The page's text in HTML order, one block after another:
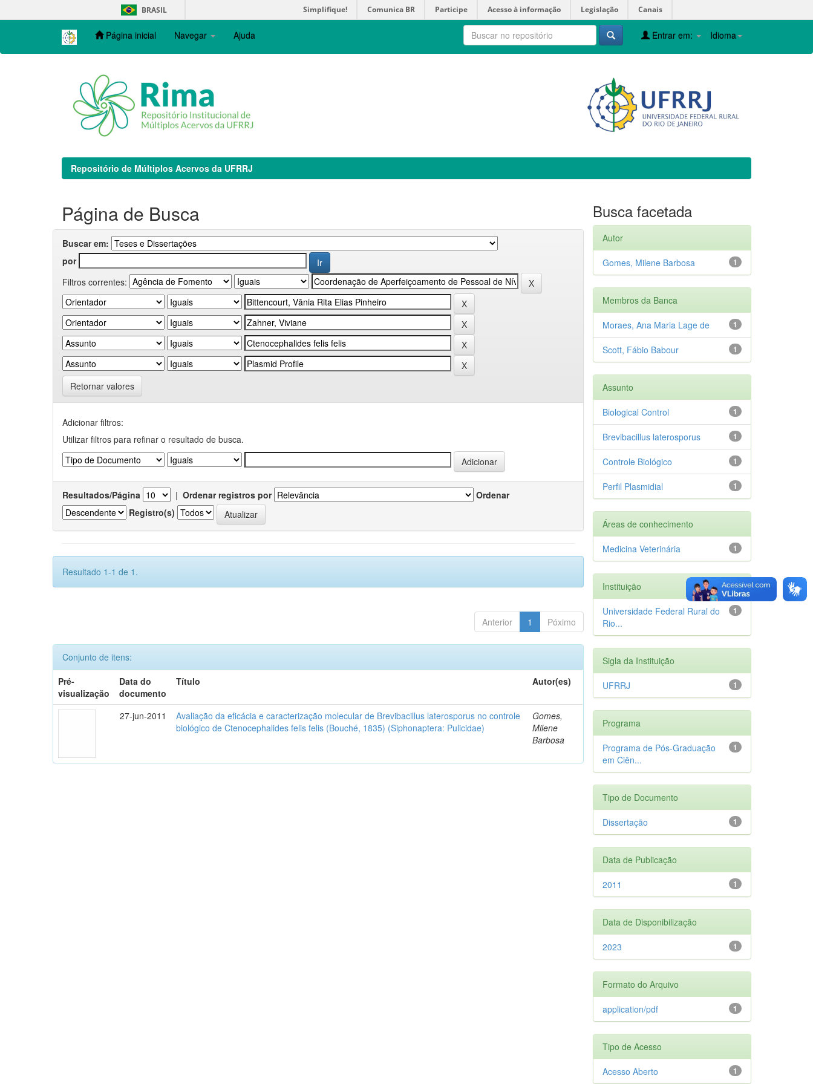
navigation
BRASIL Simplifique! Comunica BR Participe Acesso à informação Legislação Canais
Página inicial Navegar Ajuda Idioma
Entrar em:
Repositório de Múltiplos Acervos da UFRRJ
Página de Busca
Buscar em:
por
Filtros correntes:
Retornar valores
Adicionar filtros:
Utilizar filtros para refinar o resultado de busca.
Resultados/Página | Ordenar registros por
Ordenar
Registro(s)
Resultado 1-1 de 1.
Anterior 1 Póximo
Conjunto de itens:
Pré-
visualização
Data do
documento
Título Autor(es)
27-jun-2011
Avaliação da eficácia e caracterização molecular de Brevibacillus laterosporus no controle
biológico de Ctenocephalides felis felis (Bouché, 1835) (Siphonaptera: Pulicidae)
Gomes,
Milene
Barbosa
Busca facetada
Autor
1
Gomes, Milene Barbosa
Membros da Banca
1
Moraes, Ana Maria Lage de
1
Scott, Fábio Babour
Assunto
1
Biological Control
1
Brevibacillus laterosporus
1
Controle Biológico
1
Perfil Plasmidial
Áreas de conhecimento
1
Medicina Veterinária
Instituição
1
Universidade Federal Rural do
Rio...
Sigla da Instituição
1
UFRRJ
Programa
1
Programa de Pós-Graduação
em Ciên...
Tipo de Documento
1
Dissertação
Data de Publicação
1
2011
Data de Disponibilização
1
2023
Formato do Arquivo
1
application/pdf
Tipo de Acesso
1
Acesso Aberto